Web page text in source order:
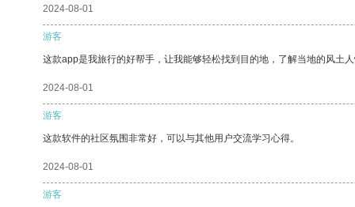
2024-08-01
游客
这款app是我旅行的好帮手，让我能够轻松找到目的地，了解当地的风土人
2024-08-01
游客
这款软件的社区氛围非常好，可以与其他用户交流学习心得。
2024-08-01
游客